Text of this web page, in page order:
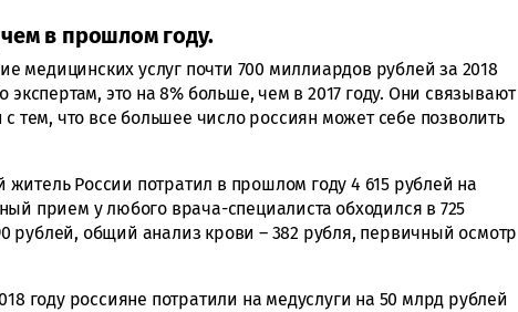
в прошлом году.
медицинских услуг почти 700 миллиардов рублей за 2018
экспертам, это на 8% больше, чем в 2017 году. Они связывают
с тем, что все большее число россиян может себе позволить
России потратил в прошлом году 4 615 рублей на
прием у любого врача-специалиста обходился в 725
рублей, общий анализ крови – 382 рубля, первичный осмотр
году россияне потратили на медуслуги на 50 млрд рублей